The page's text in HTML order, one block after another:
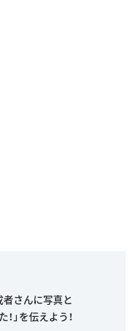
さんに写真と
」を伝えよう！